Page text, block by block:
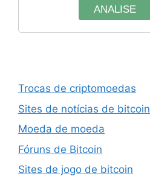
ANALISE
Trocas de criptomoedas
Sites de notícias de bitcoin
Moeda de moeda
Fóruns de Bitcoin
Sites de jogo de bitcoin